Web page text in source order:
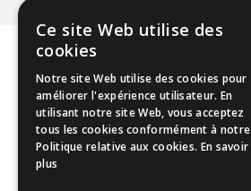
Mentions légales
CGU
Ce site Web utilise des
cookies
Notre site Web utilise des cookies pour
améliorer l'expérience utilisateur. En
utilisant notre site Web, vous acceptez
tous les cookies conformément à notre
Politique relative aux cookies. En savoir
plus